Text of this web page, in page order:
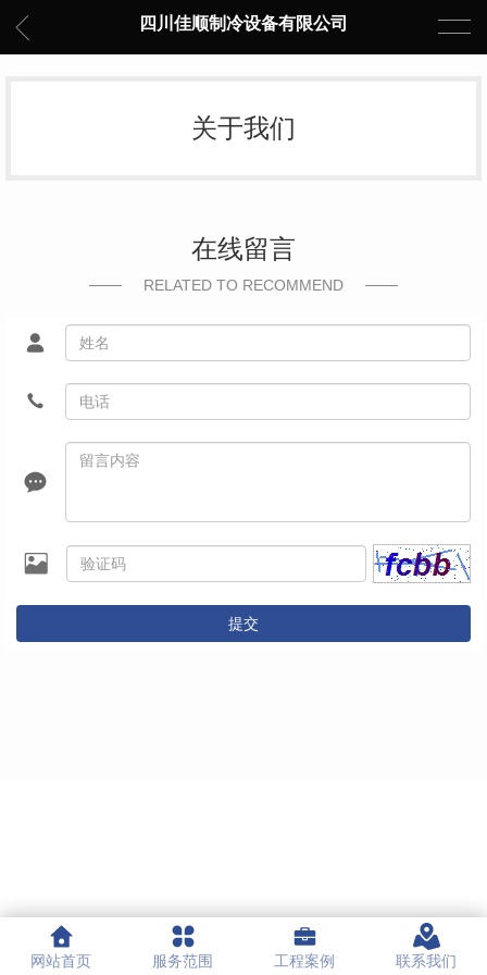
四川佳顺制冷设备有限公司
关于我们
在线留言
RELATED TO RECOMMEND
提交
网站首页 服务范围 工程案例 联系我们